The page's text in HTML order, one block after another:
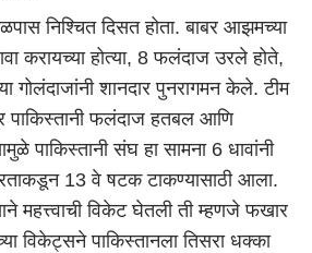
निश्चित दिसत होता. बाबर आझमच्या
करायच्या होत्या, 8 फलंदाज उरले होते,
गोलंदाजांनी शानदार पुनरागमन केले. टीम
पाकिस्तानी फलंदाज हतबल आणि
पाकिस्तानी संघ हा सामना 6 धावांनी
13 वे षटक टाकण्यासाठी आला.
महत्त्वाची विकेट घेतली ती म्हणजे फखार
विकेट्सने पाकिस्तानला तिसरा धक्का